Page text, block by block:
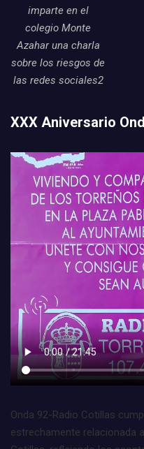
imparte en el
colegio Monte
Azahar una charla
sobre los riesgos de
las redes sociales2
XXX Aniversario
Onda 92-Radio Cotillas
estrechamente relacionada